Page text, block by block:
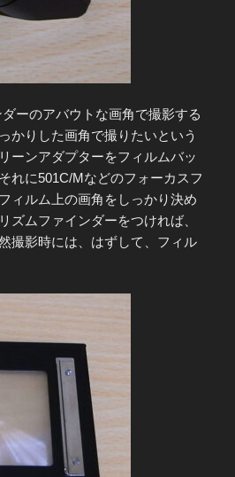
ーのアバウトな画角で撮影する
かりした画角で撮りたいという
ーンアダプターをフィルムバッ
れに501C/Mなどのフォーカスフ
ィルム上の画角をしっかり決め
ズムファインダーをつければ、
撮影時には、はずして、フィル